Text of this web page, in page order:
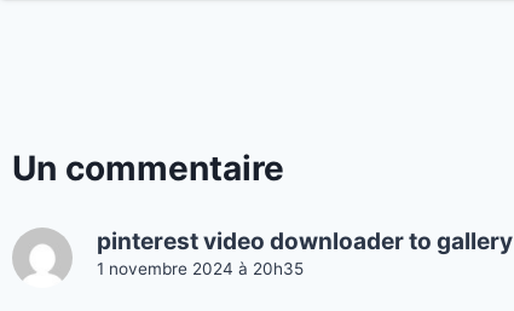
Un commentaire
pinterest video downloader to gallery
1 novembre 2024 à 20h35